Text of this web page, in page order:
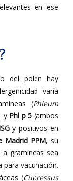
en ese
del polen hay
varía
(Phleum
y Phl p 5 (ambos
y positivos en
Madrid PPM, su
a gramíneas sea
vacunación.
(Cupressus